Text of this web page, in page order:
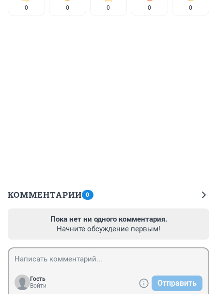
0 0 0 0 0
КОММЕНТАРИИ 0
Пока нет ни одного комментария.
Начните обсуждение первым!
Гость
Войти
Отправить